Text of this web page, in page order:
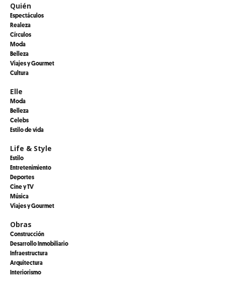
Quién
Espectáculos
Realeza
Círculos
Moda
Belleza
Viajes y Gourmet
Cultura
Elle
Moda
Belleza
Celebs
Estilo de vida
Life & Style
Estilo
Entretenimiento
Deportes
Cine y TV
Música
Viajes y Gourmet
Obras
Construcción
Desarrollo Inmobiliario
Infraestructura
Arquitectura
Interiorismo